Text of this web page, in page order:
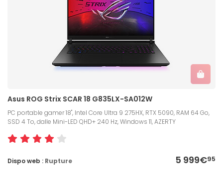
Asus ROG Strix SCAR 18 G835LX-SA012W
PC portable gamer 18", Intel Core Ultra 9 275HX, RTX 5090, RAM 64 Go,
SSD 4 To, dalle Mini-LED QHD+ 240 Hz, Windows 11, AZERTY
5 999€95
Dispo web : Rupture